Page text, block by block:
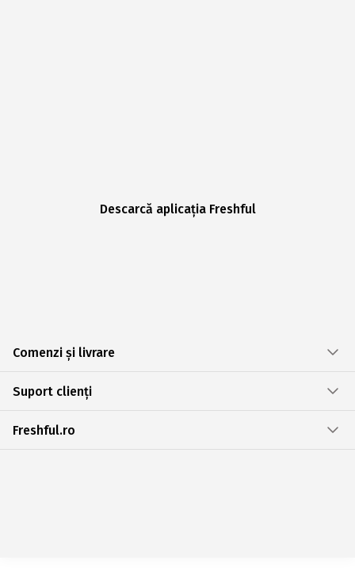
Descarcă aplicația Freshful
Comenzi și livrare
Suport clienți
Freshful.ro